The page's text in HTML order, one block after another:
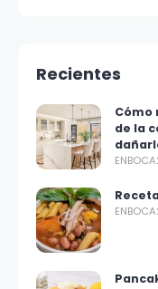
Recientes
Cómo
de la